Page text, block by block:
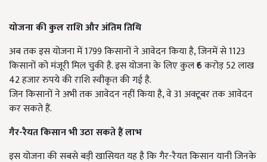
योजना की कुल राशि और अंतिम तिथि
अब तक इस योजना में 1799 किसानों ने आवेदन किया है, जिनमें से 1123
किसानों को मंजूरी मिल चुकी है. इस योजना के लिए कुल ₹6 करोड़ 52 लाख
42 हजार रुपये की राशि स्वीकृत की गई है.
जिन किसानों ने अभी तक आवेदन नहीं किया है, वे 31 अक्टूबर तक आवेदन
कर सकते हैं.
गैर-रैयत किसान भी उठा सकते हैं लाभ
इस योजना की सबसे बड़ी खासियत यह है कि गैर-रैयत किसान यानी जिनके